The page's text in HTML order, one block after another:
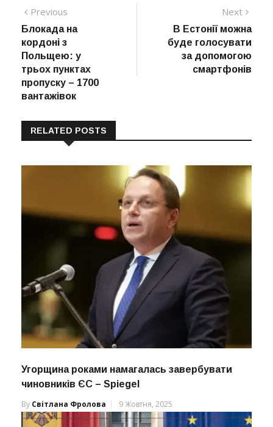
Навігація
записів
Previous
post:
Блокада на
кордоні з
Польщею: у
трьох пунктах
пропуску – 1700
вантажівок
Next
post:
В Естонії можна
буде голосувати
за допомогою
смартфонів
RELATED POSTS
Угорщина роками намагалась завербувати
чиновників ЄС – Spiegel
By Світлана Фролова 9 Жовтня, 2025